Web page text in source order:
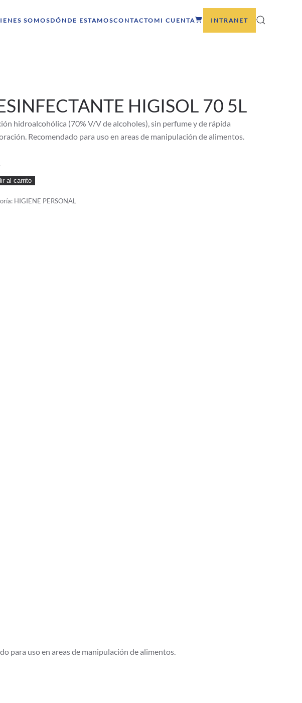
SOMOSDÓNDE ESTAMOSCONTACTO MI CUENTA INTRANET
HIGISOL 70 5L
hidroalcohólica (70% V/V de alcoholes), sin perfume y de rápida
Recomendado para uso en areas de manipulación de alimentos.
al carrito
HIGIENE PERSONAL
para uso en areas de manipulación de alimentos.